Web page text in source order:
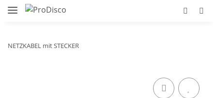
NETZKABEL mit STECKER